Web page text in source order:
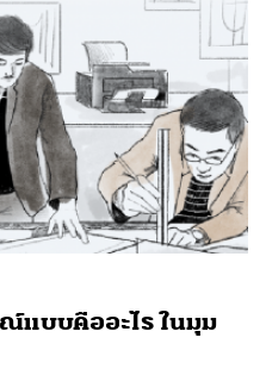
บบคืออะไร ในมุม
LINE EMAIL